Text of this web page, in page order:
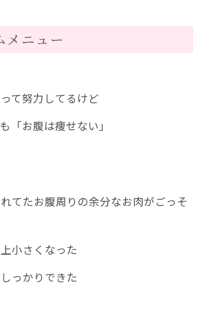
ニュー
て努力してるけど
「お腹は痩せない」
てたお腹周りの余分なお肉がごっそ
小さくなった
っかりできた